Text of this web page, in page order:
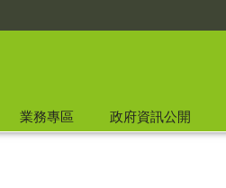
業務專區 政府資訊公開